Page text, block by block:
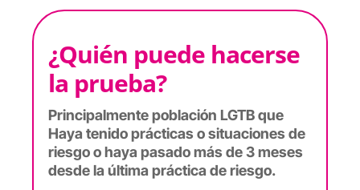
¿Quién puede hacerse
la prueba?
Principalmente población LGTB que
Haya tenido prácticas o situaciones de
riesgo o haya pasado más de 3 meses
desde la última práctica de riesgo.